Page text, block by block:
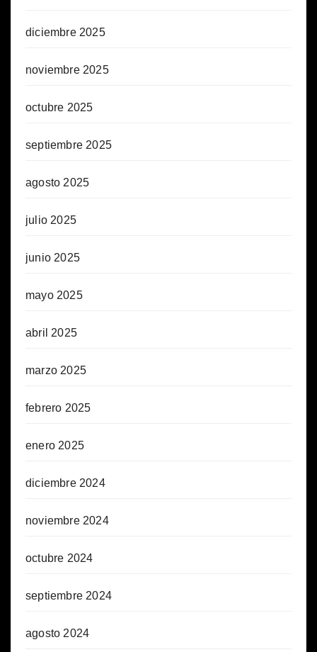
diciembre 2025
noviembre 2025
octubre 2025
septiembre 2025
agosto 2025
julio 2025
junio 2025
mayo 2025
abril 2025
marzo 2025
febrero 2025
enero 2025
diciembre 2024
noviembre 2024
octubre 2024
septiembre 2024
agosto 2024